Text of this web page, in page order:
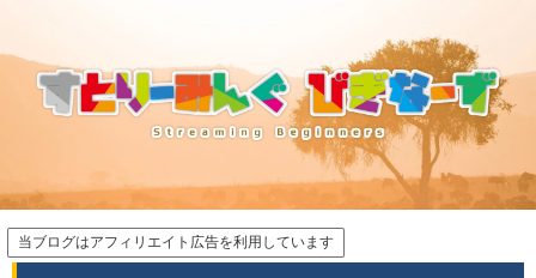
当ブログはアフィリエイト広告を利用しています